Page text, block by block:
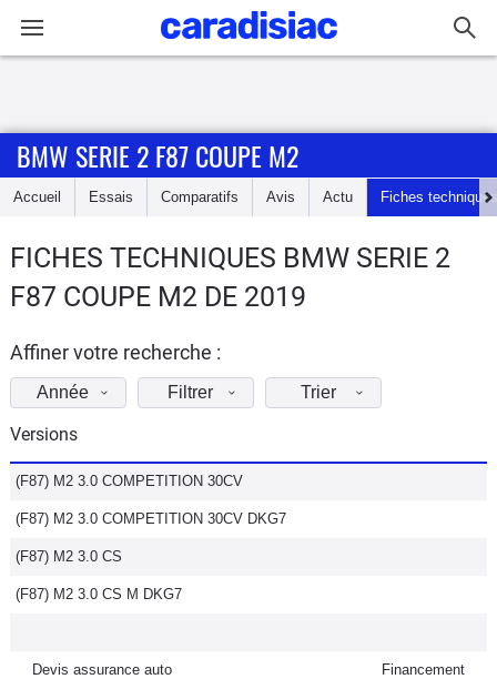
Accueil
Essais
d'achat
Electriques
Utilitaires
Flottes
Auto
Services
Forum
BMW SERIE 2 F87 COUPE M2
Accueil Essais Comparatifs Avis Actu Fiches techniques
FICHES TECHNIQUES BMW SERIE 2
F87 COUPE M2 DE 2019
Affiner votre recherche :
Année Filtrer Trier
Versions
(F87) M2 3.0 COMPETITION 30CV
(F87) M2 3.0 COMPETITION 30CV DKG7
(F87) M2 3.0 CS
(F87) M2 3.0 CS M DKG7
Devis assurance auto Financement